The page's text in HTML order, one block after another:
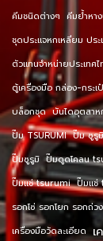
คีมชนิดต่างๆ คีมย้ำหา
ชุดประแจหกเหลี่ยม ประ
ตัวแทนจำหน่ายประเทศ
ตู้เครื่องมือ กล่อง-กระเ
บล็อกชุด บันไดอุตสาห
ปั๊ม TSURUMI ปั๊ม ซูรูมิ
ปั๊มซูรูมิ ปั๊มดูดโคลน
ปั๊มแช่ tsurumi ปั๊มแช่
รอกโซ่ รอกโยก รอกถ่วง
เครื่องมือวัดละเอียด เ